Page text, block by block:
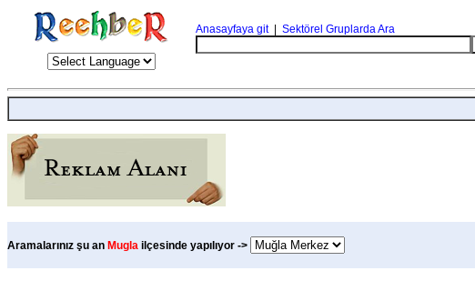
Anasayfaya git| Sektörel Gruplarda Ara
Aramalarınız şu an Mugla ilçesinde yapılıyor ->